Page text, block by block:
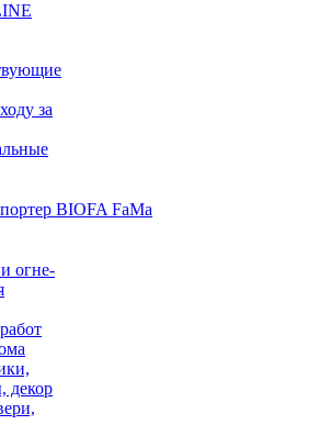
за
огне-
декор